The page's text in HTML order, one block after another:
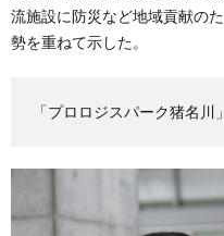
流施設に防災など地域貢献の
勢を重ねて示した。
「プロロジスパーク猪名川